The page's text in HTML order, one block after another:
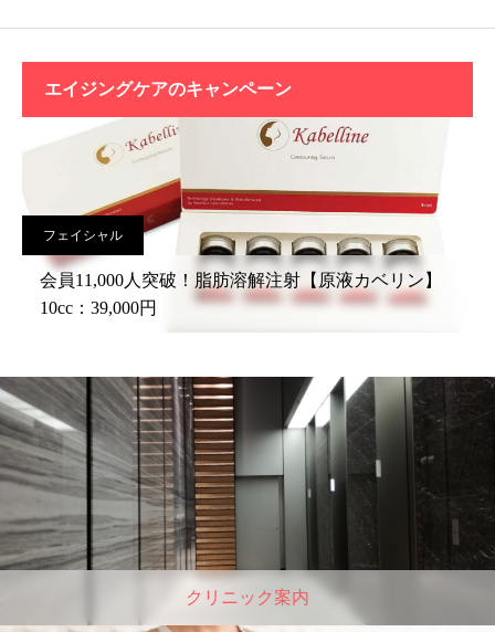
エイジングケアのキャンペーン
フェイシャル
会員11,000人突破！脂肪溶解注射【原液カベリン】
10cc：39,000円
クリニック案内